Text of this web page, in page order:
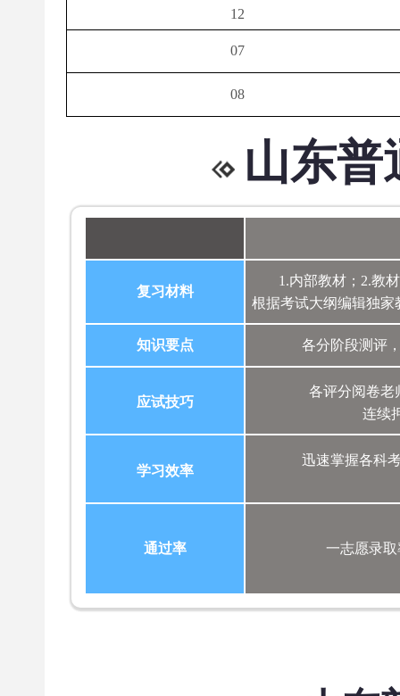
12
07
08
山东普
复习材料
1.内部教材；2.教
根据考试大纲编辑独
知识要点 各分阶段测评
应试技巧
各评分阅卷老
连续
学习效率
迅速掌握各科
通过率 一志愿录取